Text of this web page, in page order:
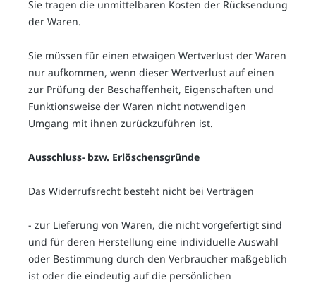
Sie tragen die unmittelbaren Kosten der Rücksendung
der Waren.
Sie müssen für einen etwaigen Wertverlust der Waren
nur aufkommen, wenn dieser Wertverlust auf einen
zur Prüfung der Beschaffenheit, Eigenschaften und
Funktionsweise der Waren nicht notwendigen
Umgang mit ihnen zurückzuführen ist.
Ausschluss- bzw. Erlöschensgründe
Das Widerrufsrecht besteht nicht bei Verträgen
- zur Lieferung von Waren, die nicht vorgefertigt sind
und für deren Herstellung eine individuelle Auswahl
oder Bestimmung durch den Verbraucher maßgeblich
ist oder die eindeutig auf die persönlichen